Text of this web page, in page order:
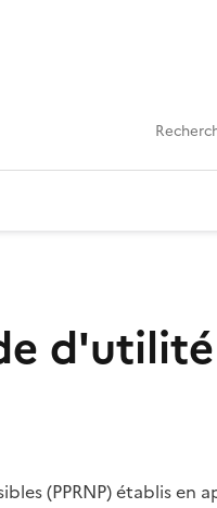
(PPRNP) établis en